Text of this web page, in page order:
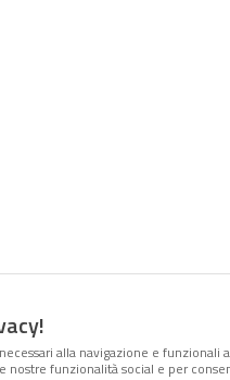
alla navigazione e
nostre funzionalità social e per